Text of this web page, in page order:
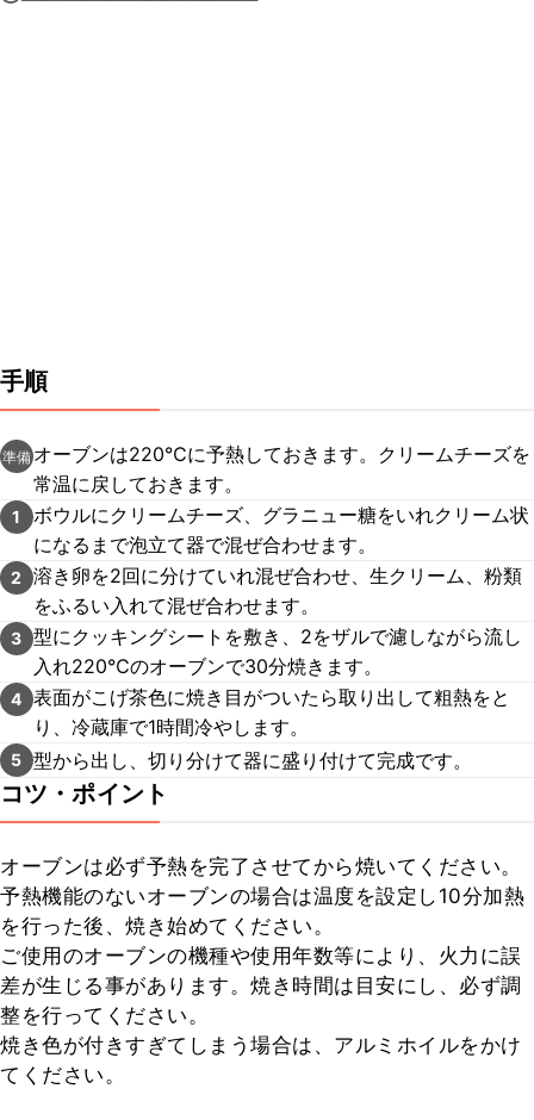
手順
準備 オーブンは220℃に予熱しておきます。クリームチーズを
常温に戻しておきます。
1
ボウルにクリームチーズ、グラニュー糖をいれクリーム状
になるまで泡立て器で混ぜ合わせます。
2
溶き卵を2回に分けていれ混ぜ合わせ、生クリーム、粉類
をふるい入れて混ぜ合わせます。
3 型にクッキングシートを敷き、2をザルで濾しながら流し
入れ220℃のオーブンで30分焼きます。
4 表面がこげ茶色に焼き目がついたら取り出して粗熱をと
り、冷蔵庫で1時間冷やします。
5 型から出し、切り分けて器に盛り付けて完成です。
コツ・ポイント
オーブンは必ず予熱を完了させてから焼いてください。
予熱機能のないオーブンの場合は温度を設定し10分加熱
を行った後、焼き始めてください。
ご使用のオーブンの機種や使用年数等により、火力に誤
差が生じる事があります。焼き時間は目安にし、必ず調
整を行ってください。
焼き色が付きすぎてしまう場合は、アルミホイルをかけ
てください。